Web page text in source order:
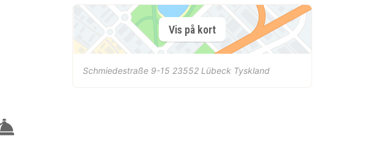
Vis på kort
Schmiedestraße 9-15 23552 Lübeck Tyskland